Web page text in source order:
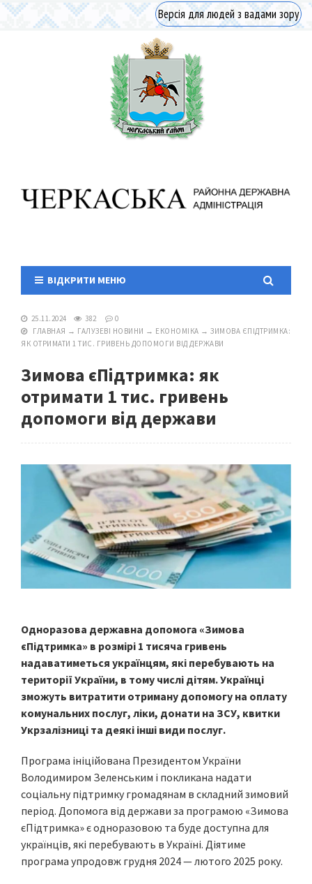
Версія для людей з вадами зору
ВІДКРИТИ МЕНЮ
25.11.2024 382
0
ГЛАВНАЯ → ГАЛУЗЕВІ НОВИНИ → ЕКОНОМІКА → ЗИМОВА ЄПІДТРИМКА:
ЯК ОТРИМАТИ 1 ТИС. ГРИВЕНЬ ДОПОМОГИ ВІД ДЕРЖАВИ
Зимова єПідтримка: як
отримати 1 тис. гривень
допомоги від держави
Одноразова державна допомога «Зимова
єПідтримка» в розмірі 1 тисяча гривень
надаватиметься українцям, які перебувають на
території України, в тому числі дітям. Українці
зможуть витратити отриману допомогу на оплату
комунальних послуг, ліки, донати на ЗСУ, квитки
Укрзалізниці та деякі інші види послуг.
Програма ініційована Президентом України
Володимиром Зеленським і покликана надати
соціальну підтримку громадянам в складний зимовий
період. Допомога від держави за програмою «Зимова
єПідтримка» є одноразовою та буде доступна для
українців, які перебувають в Україні. Діятиме
програма упродовж грудня 2024 — лютого 2025 року.